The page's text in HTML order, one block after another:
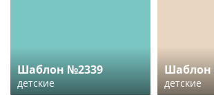
Шаблон №2339
детские
Шаблон
детские